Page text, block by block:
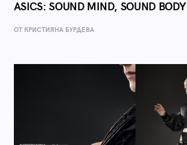
ASICS: SOUND MIND, SOUND BODY
ОТ КРИСТИЯНА БУРДЕВА